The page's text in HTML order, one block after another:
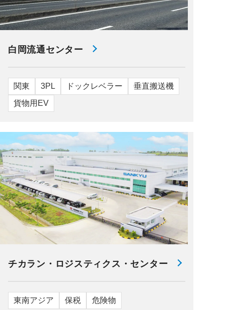
白岡流通センター
関東 3PL ドックレベラー
垂直搬送機
貨物用EV
チカラン・ロジスティクス・センター
東南アジア 保税 危険物